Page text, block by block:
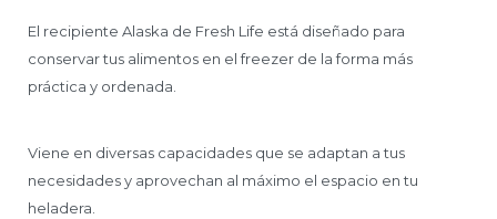
El recipiente Alaska de Fresh Life está diseñado para
conservar tus alimentos en el freezer de la forma más
práctica y ordenada.
Viene en diversas capacidades que se adaptan a tus
necesidades y aprovechan al máximo el espacio en tu
heladera.